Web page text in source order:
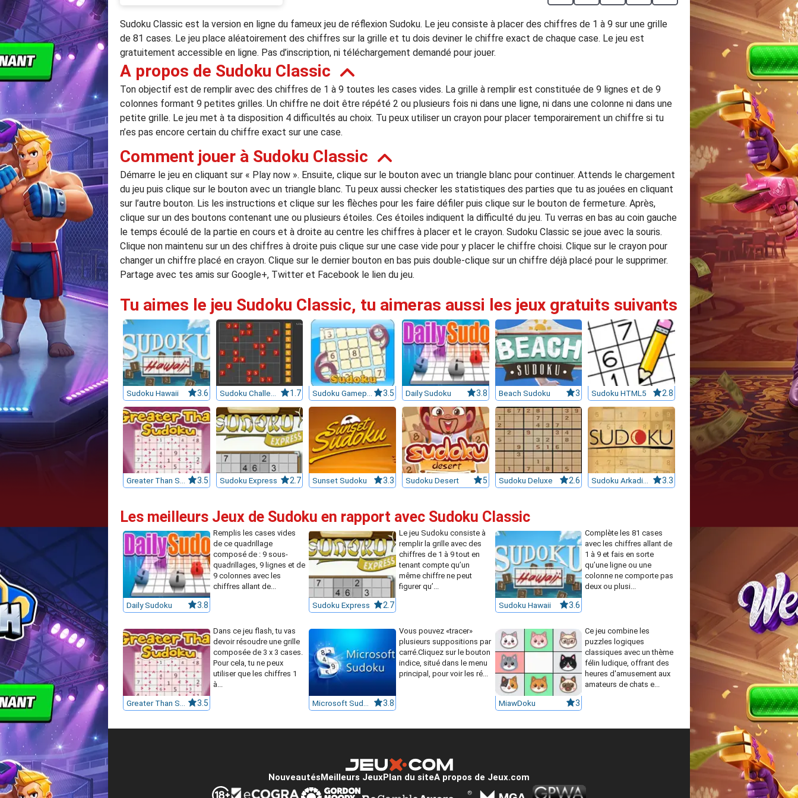
Sudoku Classic est la version en ligne du fameux jeu de réflexion Sudoku. Le jeu consiste à placer des chiffres de 1 à 9 sur une grille
de 81 cases. Le jeu place aléatoirement des chiffres sur la grille et tu dois deviner le chiffre exact de chaque case. Le jeu est
gratuitement accessible en ligne. Pas d’inscription, ni téléchargement demandé pour jouer.
A propos de Sudoku Classic
Ton objectif est de remplir avec des chiffres de 1 à 9 toutes les cases vides. La grille à remplir est constituée de 9 lignes et de 9
colonnes formant 9 petites grilles. Un chiffre ne doit être répété 2 ou plusieurs fois ni dans une ligne, ni dans une colonne ni dans une
petite grille. Le jeu met à ta disposition 4 difficultés au choix. Tu peux utiliser un crayon pour placer temporairement un chiffre si tu
n’es pas encore certain du chiffre exact sur une case.
Comment jouer à Sudoku Classic
Démarre le jeu en cliquant sur « Play now ». Ensuite, clique sur le bouton avec un triangle blanc pour continuer. Attends le chargement
du jeu puis clique sur le bouton avec un triangle blanc. Tu peux aussi checker les statistiques des parties que tu as jouées en cliquant
sur l’autre bouton. Lis les instructions et clique sur les flèches pour les faire défiler puis clique sur le bouton de fermeture. Après,
clique sur un des boutons contenant une ou plusieurs étoiles. Ces étoiles indiquent la difficulté du jeu. Tu verras en bas au coin gauche
le temps écoulé de la partie en cours et à droite au centre les chiffres à placer et le crayon. Sudoku Classic se joue avec la souris.
Clique non maintenu sur un des chiffres à droite puis clique sur une case vide pour y placer le chiffre choisi. Clique sur le crayon pour
changer un chiffre placé en crayon. Clique sur le dernier bouton en bas puis double-clique sur un chiffre déjà placé pour le supprimer.
Partage avec tes amis sur Google+, Twitter et Facebook le lien du jeu.
Tu aimes le jeu Sudoku Classic, tu aimeras aussi les jeux gratuits suivants
Sudoku Hawaii 3.6 Sudoku Challenge 1.7 Sudoku Gamepoint 3.5 Daily Sudoku 3.8 Beach Sudoku 3 Sudoku HTML5 2.8
Greater Than Sudoku 3.5 Sudoku Express 2.7 Sunset Sudoku 3.3 Sudoku Desert 5 Sudoku Deluxe 2.6 Sudoku Arkadium 3.3
Les meilleurs Jeux de Sudoku en rapport avec Sudoku Classic
Daily Sudoku 3.8
Remplis les cases vides
de ce quadrillage
composé de : 9 sous-
quadrillages, 9 lignes et de
9 colonnes avec les
chiffres allant de...
Sudoku Express 2.7
Le jeu Sudoku consiste à
remplir la grille avec des
chiffres de 1 à 9 tout en
tenant compte qu’un
même chiffre ne peut
figurer qu’...
Sudoku Hawaii 3.6
Complète les 81 cases
avec les chiffres allant de
1 à 9 et fais en sorte
qu’une ligne ou une
colonne ne comporte pas
deux ou plusi...
3.5
Dans ce jeu flash, tu vas
devoir résoudre une grille
composée de 3 x 3 cases.
Pour cela, tu ne peux
utiliser que les chiffres 1
à...
3.8
Vous pouvez «tracer»
plusieurs suppositions par
carré.Cliquez sur le bouton
indice, situé dans le menu
principal, pour voir les ré...
MiawDoku 3
Ce jeu combine les
puzzles logiques
classiques avec un thème
félin ludique, offrant des
heures d'amusement aux
amateurs de chats e...
Nouveautés Meilleurs JeuxPlan du siteA propos de Jeux.com